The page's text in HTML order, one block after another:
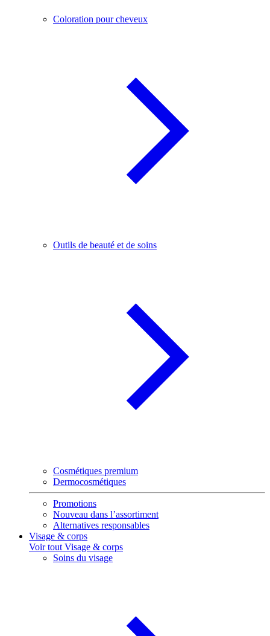
Coloration pour cheveux
Outils de beauté et de soins
Cosmétiques premium
Dermocosmétiques
Promotions
Nouveau dans l’assortiment
Alternatives responsables
Visage & corps
Voir tout Visage & corps
Soins du visage